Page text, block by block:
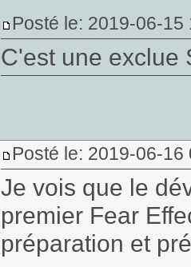
Posté le: 2019-06-15
C'est une exclue
Posté le: 2019-06-
Je vois que le
premier Fear
préparation et